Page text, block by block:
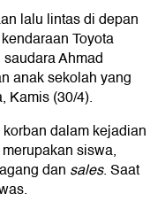
lalu lintas di depan
Toyota
Ahmad
anak sekolah yang
Kamis (30/4).
dalam kejadian
siswa,
dan sales. Saat